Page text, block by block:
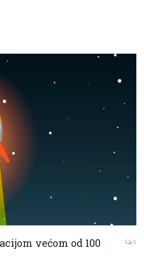
većom od 100
0